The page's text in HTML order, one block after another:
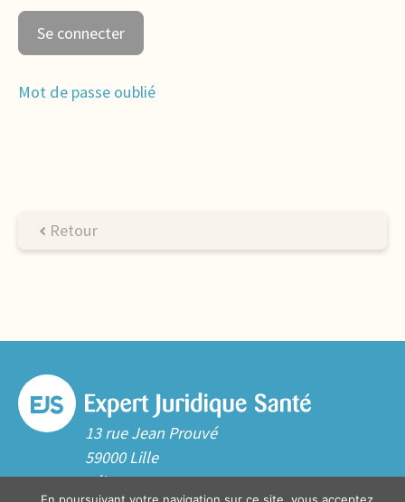
Mot de passe oublié
Retour
13 rue Jean Prouvé
59000 Lille
Tél. 03 20 06 70 10